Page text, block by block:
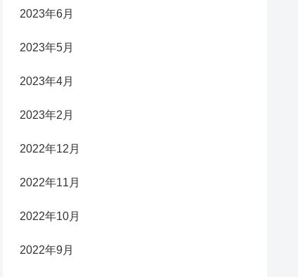
2023年6月
2023年5月
2023年4月
2023年2月
2022年12月
2022年11月
2022年10月
2022年9月